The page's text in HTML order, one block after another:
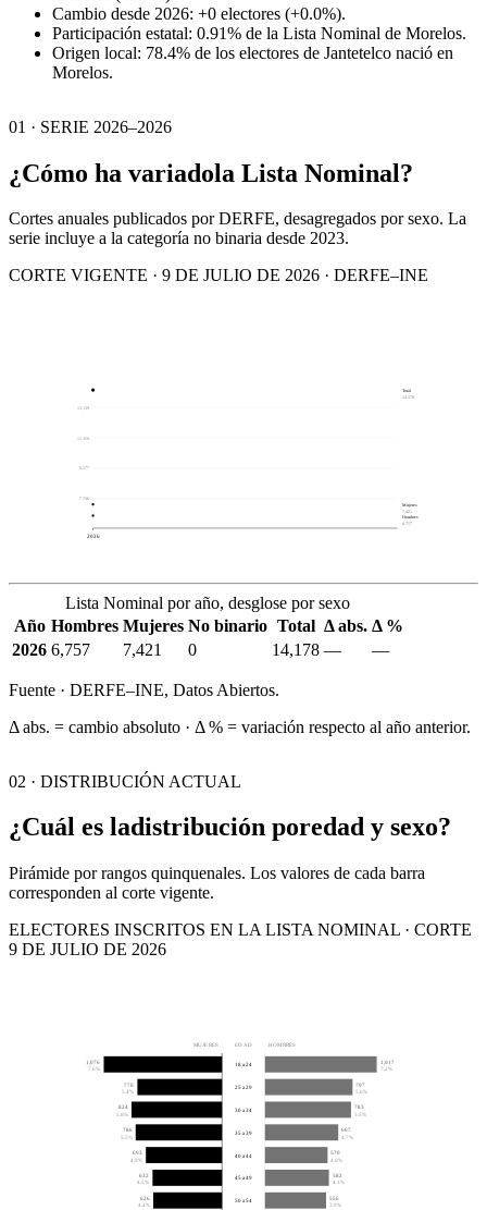
Cambio desde 2026: +0 electores (+0.0%).
Participación estatal: 0.91% de la Lista Nominal de Morelos.
Origen local: 78.4% de los electores de Jantetelco nació en
Morelos.
01 · SERIE 2026–2026
¿Cómo ha variadola Lista Nominal?
Cortes anuales publicados por DERFE, desagregados por sexo. La
serie incluye a la categoría no binaria desde 2023.
CORTE VIGENTE · 9 DE JULIO DE 2026 · DERFE–INE
7,796
9,577
11,358
13,139
2026
Total
14,178
Mujeres
7,421
Hombres
6,757
Lista Nominal por año, desglose por sexo
Año Hombres Mujeres No binario Total Δ abs. Δ %
2026 6,757 7,421 0 14,178 — —
Fuente · DERFE–INE, Datos Abiertos.
Δ abs. = cambio absoluto · Δ % = variación respecto al año anterior.
02 · DISTRIBUCIÓN ACTUAL
¿Cuál es ladistribución poredad y sexo?
Pirámide por rangos quinquenales. Los valores de cada barra
corresponden al corte vigente.
ELECTORES INSCRITOS EN LA LISTA NOMINAL · CORTE
9 DE JULIO DE 2026
MUJERES EDAD HOMBRES
1,076
7.6%
1,017
7.2%
18 a 24
770
5.4%
797
5.6%
25 a 29
824
5.8%
783
5.5%
30 a 34
786
5.5%
667
4.7%
35 a 39
693
4.9%
570
4.0%
40 a 44
632
4.5%
582
4.1%
45 a 49
626
4.4%
556
3.9%
50 a 54